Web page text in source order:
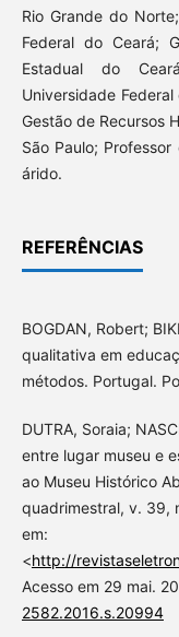
Rio Grande do
Federal do Ceará;
Estadual do
Universidade
Gestão de Recursos
São Paulo;
árido.
REFERÊNCIAS
BOGDAN, Robert;
qualitativa em
métodos. Portugal.
DUTRA, Soraia;
entre lugar museu e
ao Museu Histórico
quadrimestral, v. 39,
em:
<http://
Acesso em 29 mai.
2582.2016.s.20994